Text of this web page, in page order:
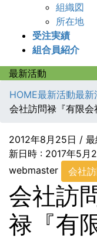
組織図
所在地
受注実績
組合員紹介
最新活動
HOME最新活動最新
会社訪問禄『有限
2012年8月25日 / 最
新日時 : 2017年5月
webmaster
会社
会社訪
禄『有